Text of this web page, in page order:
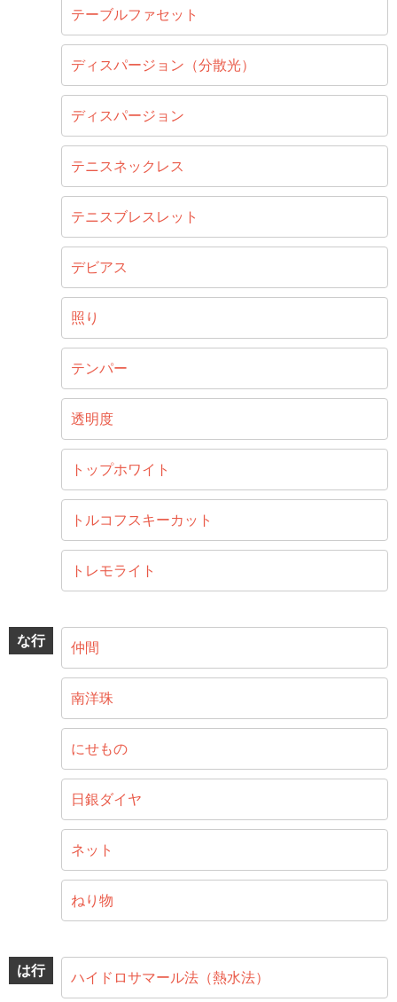
テーブルファセット
ディスパージョン（分散光）
ディスパージョン
テニスネックレス
テニスブレスレット
デビアス
照り
テンパー
透明度
トップホワイト
トルコフスキーカット
トレモライト
な行 仲間
南洋珠
にせもの
日銀ダイヤ
ネット
ねり物
は行 ハイドロサマール法（熱水法）